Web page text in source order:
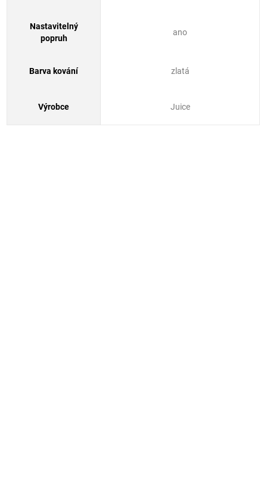
Nastavitelný
popruh
ano
Barva kování zlatá
Výrobce Juice